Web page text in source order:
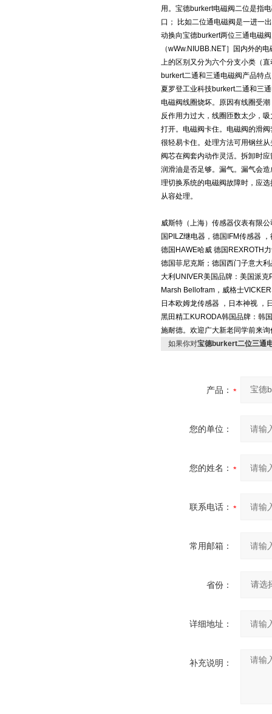
用。宝德burkert电磁阀二位是指
口； 比如二位通电磁阀是一进一
动换向宝德burkert两位三通电磁
（wWw.NIUBB.NET］国内外的
上的区别又分为六个分支小类（
burkert二通和三通电磁阀产品特
夏罗登工业科技burkert二通和三
电磁阀线圈烧坏。原因有线圈受
反作用力过大，线圈匝数太少，
打开。电磁阀卡住。电磁阀的滑
很轻易卡住。处理方法可用钢丝
阀芯在阀套内动作灵活。拆卸时
润滑油是否足够。漏气。漏气会
理切换系统的电磁阀故障时，应
从容处理。
威斯特 （上海）传感器仪表有限
国PILZ继电器，德国IFM传感器
德国HAWE哈威 德国REXROTH
德国菲尼克斯；德国西门子意大
大利UNIVER美国品牌：美国派克
Marsh Bellofram，威格士
日本欧姆龙传感器 ，日本神视 ，
黑田精工KURODA韩国品牌：韩
施耐德。欢迎广大新老同学前来询
如果你对宝德burkert二位三通
产品：
您的单位：
您的姓名：
联系电话：
常用邮箱：
省份：
详细地址：
补充说明：